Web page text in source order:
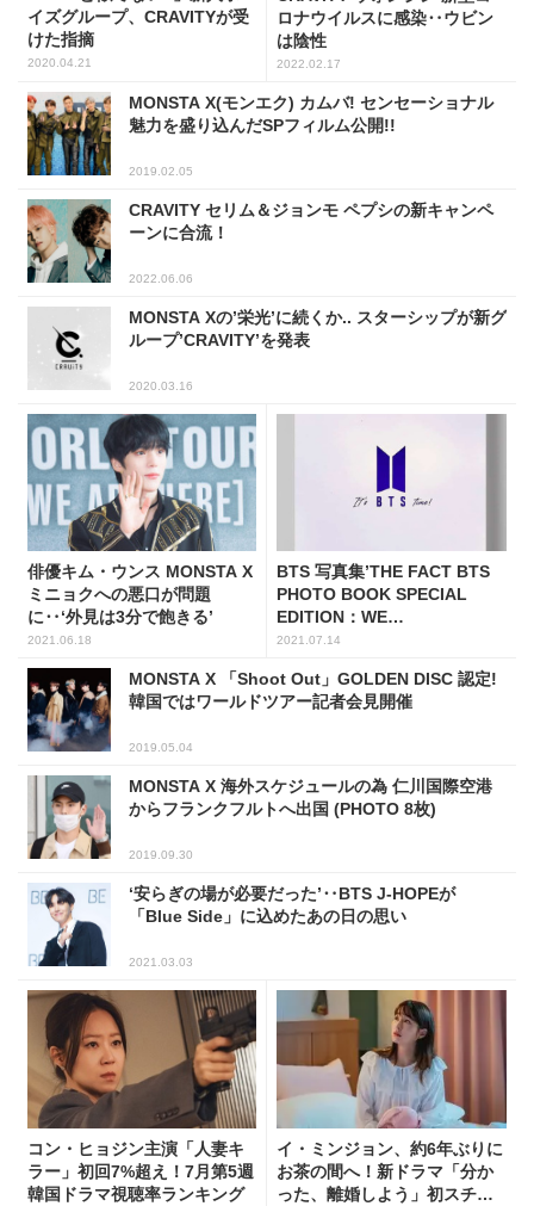
イズグループ、CRAVITYが受
けた指摘
2020.04.21
ロナウイルスに感染‥ウビン
は陰性
2022.02.17
MONSTA X(モンエク) カムバ! センセーショナル
魅力を盛り込んだSPフィルム公開!!
2019.02.05
CRAVITY セリム＆ジョンモ ペプシの新キャンペ
ーンに合流！
2022.06.06
MONSTA Xの’栄光’に続くか.. スターシップが新グ
ループ’CRAVITY’を発表
2020.03.16
俳優キム・ウンス MONSTA X
ミニョクへの悪口が問題
に‥‘外見は3分で飽きる’
2021.06.18
BTS 写真集’THE FACT BTS
PHOTO BOOK SPECIAL
EDITION：WE
REMEMBER’受注受付中！
2021.07.14
MONSTA X 「Shoot Out」GOLDEN DISC 認定!
韓国ではワールドツアー記者会見開催
2019.05.04
MONSTA X 海外スケジュールの為 仁川国際空港
からフランクフルトへ出国 (PHOTO 8枚)
2019.09.30
‘安らぎの場が必要だった’‥BTS J-HOPEが
「Blue Side」に込めたあの日の思い
2021.03.03
コン・ヒョジン主演「人妻キ
ラー」初回7%超え！7月第5週
韓国ドラマ視聴率ランキング
イ・ミンジョン、約6年ぶりに
お茶の間へ！新ドラマ「分か
った、離婚しよう」初スチー